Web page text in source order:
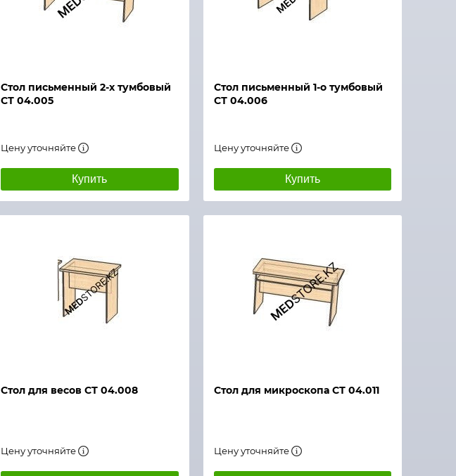
Стол письменный 2-х тумбовый
СТ 04.005
Цену уточняйте
Купить
Стол письменный 1-о тумбовый
СТ 04.006
Цену уточняйте
Купить
Стол для весов СТ 04.008
Цену уточняйте
Стол для микроскопа СТ 04.011
Цену уточняйте